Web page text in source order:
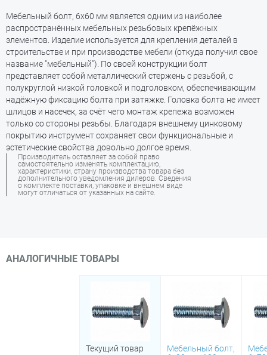
Мебельный болт, 6х60 мм является одним из наиболее
распространённых мебельных резьбовых крепёжных
элементов. Изделие используется для крепления деталей в
строительстве и при производстве мебели (откуда получил свое
название "мебельный"). По своей конструкции болт
представляет собой металлический стержень с резьбой, с
полукруглой низкой головкой и подголовком, обеспечивающим
надёжную фиксацию болта при затяжке. Головка болта не имеет
шлицов и насечек, за счёт чего монтаж крепежа возможен
только со стороны резьбы. Благодаря внешнему цинковому
покрытию инструмент сохраняет свои функциональные и
эстетические свойства довольно долгое время.
Производитель оставляет за собой право
самостоятельно изменять комплектацию,
характеристики, страну производства товара без
дополнительного уведомления дилеров. Сведения
о комплекте поставки, упаковке и внешнем виде
могут отличаться от указанных на сайте.
АНАЛОГИЧНЫЕ ТОВАРЫ
Текущий товар
Мебельный болт,